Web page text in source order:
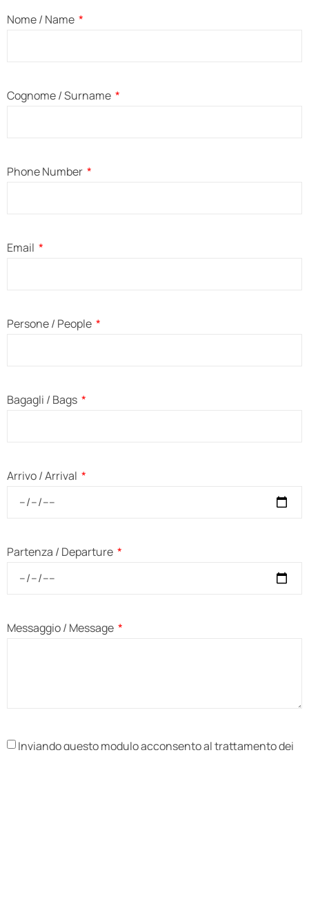
Nome / Name
Cognome / Surname
Phone Number
Email
Persone / People
Bagagli / Bags
Arrivo / Arrival
Partenza / Departure
Messaggio / Message
Inviando questo modulo acconsento al trattamento dei